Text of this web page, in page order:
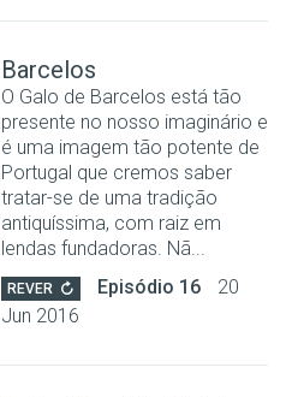
Barcelos
O Galo de Barcelos está tão
presente no nosso imaginário e
é uma imagem tão potente de
Portugal que cremos saber
tratar-se de uma tradição
antiquíssima, com raiz em
lendas fundadoras. Nã...
REVER Episódio 16
20
Jun 2016